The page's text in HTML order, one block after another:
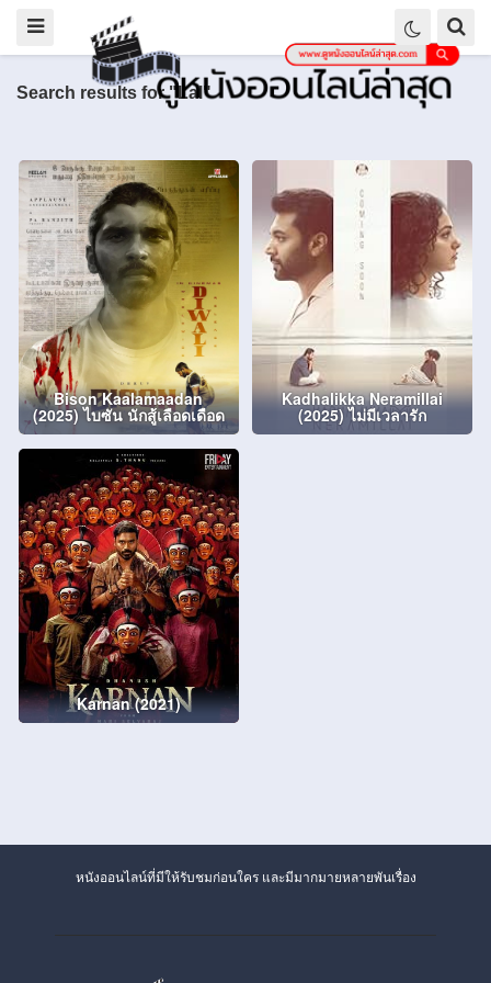
Search results for "Lal"
Bison Kaalamaadan
(2025) ไบซัน นักสู้เลือดเดือด
Kadhalikka Neramillai
(2025) ไม่มีเวลารัก
Karnan (2021)
หนังออนไลน์ที่มีให้รับชมก่อนใคร และมีมากมายหลายพันเรื่อง